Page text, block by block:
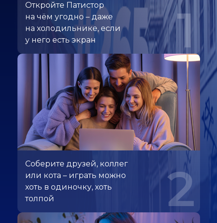
Откройте Патистор
на чём угодно – даже
на холодильнике, если
у него есть экран
1
Соберите друзей, коллег
или кота – играть можно
хоть в одиночку, хоть
толпой
2